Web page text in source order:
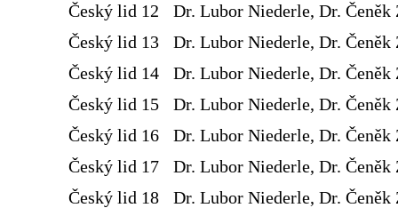
Český lid 12
Dr. Lubor Niederle, Dr. Čeněk
Český lid 13
Dr. Lubor Niederle, Dr. Čeněk
Český lid 14
Dr. Lubor Niederle, Dr. Čeněk
Český lid 15
Dr. Lubor Niederle, Dr. Čeněk
Český lid 16
Dr. Lubor Niederle, Dr. Čeněk
Český lid 17
Dr. Lubor Niederle, Dr. Čeněk
Český lid 18
Dr. Lubor Niederle, Dr. Čeněk